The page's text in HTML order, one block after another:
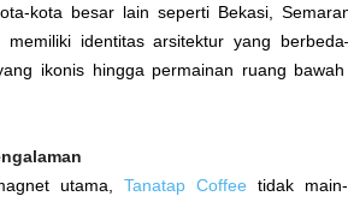
kota besar lain seperti Bekasi,
memiliki identitas arsitektur yang
ikonis hingga permainan ruang
utama, Tanatap Coffee tidak